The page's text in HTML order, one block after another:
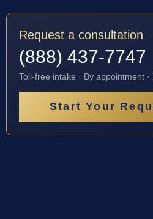
Request a consultation
(888) 437-7747
Toll-free intake · By appointment
Start Your